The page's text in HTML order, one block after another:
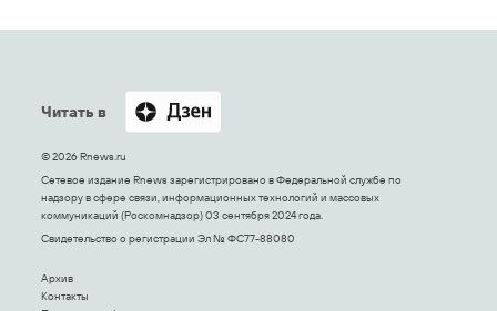
Читать в
© 2026 Rnews.ru
Сетевое издание Rnews зарегистрировано в Федеральной службе по
надзору в сфере связи, информационных технологий и массовых
коммуникаций (Роскомнадзор) 03 сентября 2024 года.
Свидетельство о регистрации Эл № ФС77-88080
Архив
Контакты